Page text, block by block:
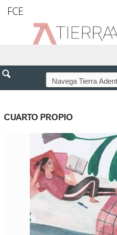
FCE
CUARTO PROPIO